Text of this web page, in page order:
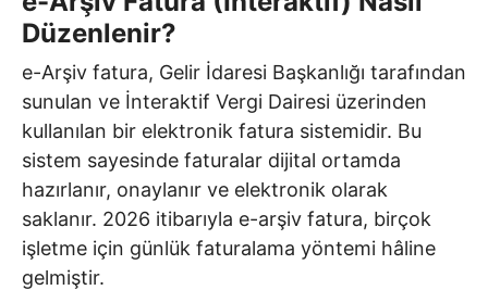
Düzenlenir?
e-Arşiv fatura, Gelir İdaresi Başkanlığı tarafından
sunulan ve İnteraktif Vergi Dairesi üzerinden
kullanılan bir elektronik fatura sistemidir. Bu
sistem sayesinde faturalar dijital ortamda
hazırlanır, onaylanır ve elektronik olarak
saklanır. 2026 itibarıyla e-arşiv fatura, birçok
işletme için günlük faturalama yöntemi hâline
gelmiştir.